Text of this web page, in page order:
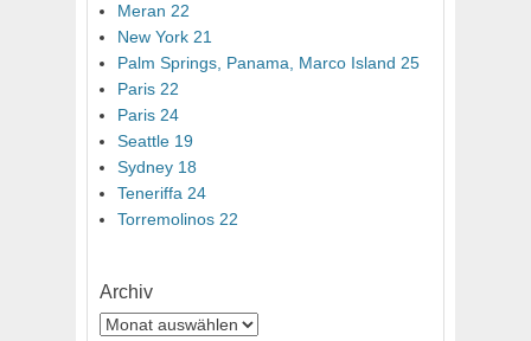
Meran 22
New York 21
Palm Springs, Panama, Marco Island 25
Paris 22
Paris 24
Seattle 19
Sydney 18
Teneriffa 24
Torremolinos 22
Archiv
Archiv